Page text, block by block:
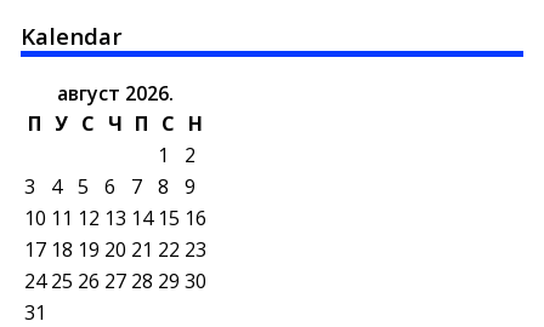
Kalendar
август 2026.
П У С Ч П С Н
1
2
3
4 5 6 7 8
9
10 11 12 13 14 15 16
17 18 19 20 21 22 23
24 25 26 27 28 29 30
31